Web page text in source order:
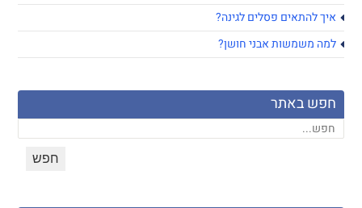
איך להתאים פסלים לגינה?
למה משמשות אבני חושן?
חפש באתר